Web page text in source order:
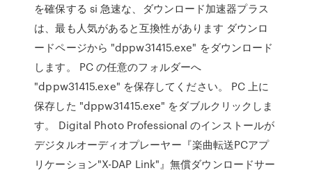
を確保する si 急速な、ダウンロード加速器プラス
は、最も人気があると互換性があります ダウンロ
ードページから "dppw31415.exe" をダウンロード
します。 PC の任意のフォルダーへ
"dppw31415.exe" を保存してください。 PC 上に
保存した "dppw31415.exe" をダブルクリックしま
す。 Digital Photo Professional のインストールが
デジタルオーディオプレーヤー『楽曲転送PCアプ
リケーション"X-DAP Link"』無償ダウンロードサー